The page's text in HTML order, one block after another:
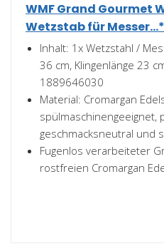
WMF Grand Gourmet
Wetzstab für Messer...*
Inhalt: 1x Wetzstahl /
36 cm, Klingenlänge 23
1889646030
Material: Cromargan
spülmaschinengeeignet,
geschmacksneutral und
Fugenlos verarbeiteter
rostfreien Cromargan